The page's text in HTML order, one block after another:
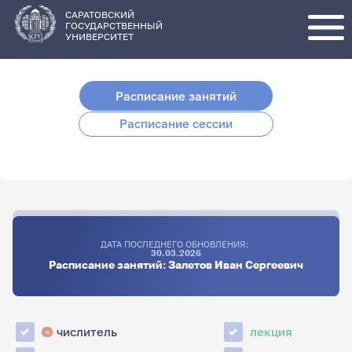
основному
содержанию
САРАТОВСКИЙ
ГОСУДАРСТВЕННЫЙ
УНИВЕРСИТЕТ
Расписание занятий
Расписание сессии
ДАТА ПОСЛЕДНЕГО ОБНОВЛЕНИЯ:
30.03.2026
Расписание занятий: Залетов Иван Сергеевич
ч числитель
лекция